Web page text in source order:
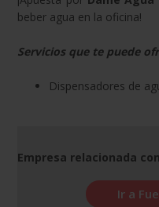
beber agua en la oficina!
Servicios que te puede
Dispensadores de
Empresa relacionada
Ir a